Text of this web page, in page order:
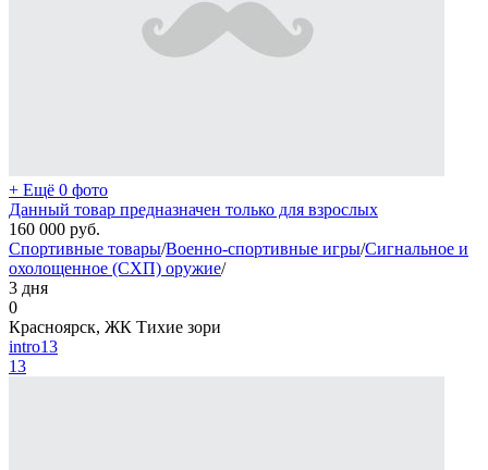
+ Ещё 0 фото
Данный товар предназначен только для взрослых
160 000 руб.
Спортивные товары/Военно-спортивные игры/Сигнальное и
охолощенное (СХП) оружие/
3 дня
0
Красноярск, ЖК Тихие зори
intro13
13